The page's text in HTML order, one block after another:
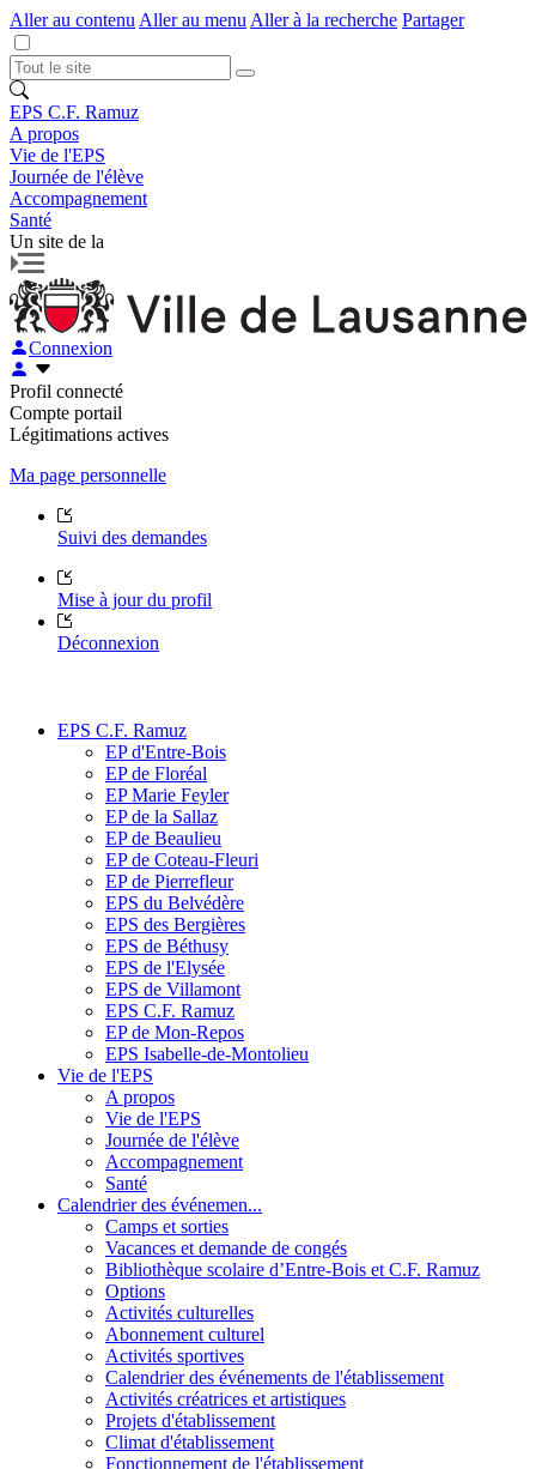
Aller au contenu Aller au menu Aller à la recherche Partager
EPS C.F. Ramuz
A propos
Vie de l'EPS
Journée de l'élève
Accompagnement
Santé
Un site de la
Connexion
Profil connecté
Compte portail
Légitimations actives
Ma page personnelle
Suivi des demandes
Mise à jour du profil
Déconnexion
EPS C.F. Ramuz
EP d'Entre-Bois
EP de Floréal
EP Marie Feyler
EP de la Sallaz
EP de Beaulieu
EP de Coteau-Fleuri
EP de Pierrefleur
EPS du Belvédère
EPS des Bergières
EPS de Béthusy
EPS de l'Elysée
EPS de Villamont
EPS C.F. Ramuz
EP de Mon-Repos
EPS Isabelle-de-Montolieu
Vie de l'EPS
A propos
Vie de l'EPS
Journée de l'élève
Accompagnement
Santé
Calendrier des événemen...
Camps et sorties
Vacances et demande de congés
Bibliothèque scolaire d’Entre-Bois et C.F. Ramuz
Options
Activités culturelles
Abonnement culturel
Activités sportives
Calendrier des événements de l'établissement
Activités créatrices et artistiques
Projets d'établissement
Climat d'établissement
Fonctionnement de l'établissement